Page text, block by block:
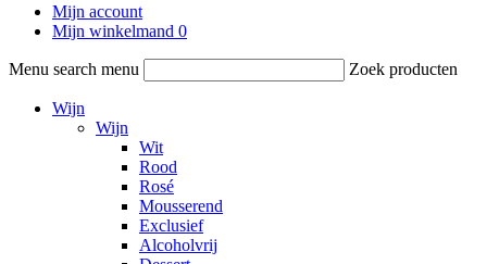
Mijn account
Mijn winkelmand 0
Menu search menu Zoek producten
Wijn
Wijn
Wit
Rood
Rosé
Mousserend
Exclusief
Alcoholvrij